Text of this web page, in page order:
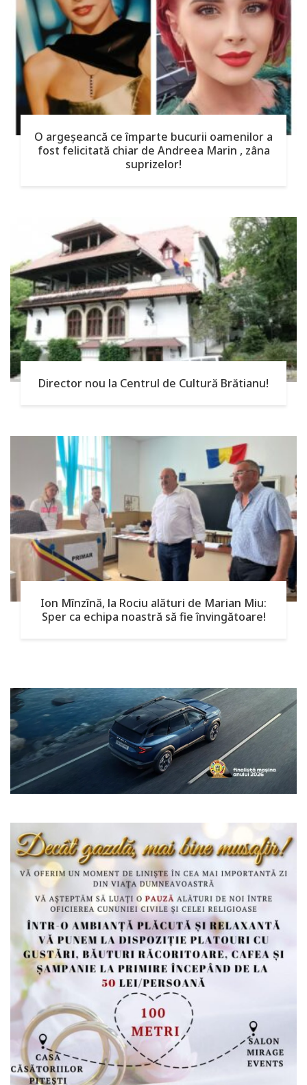
O argeşeancă ce împarte bucurii oamenilor a
fost felicitată chiar de Andreea Marin , zâna
suprizelor!
Director nou la Centrul de Cultură Brătianu!
Ion Mînzînă, la Rociu alături de Marian Miu:
Sper ca echipa noastră să fie învingătoare!